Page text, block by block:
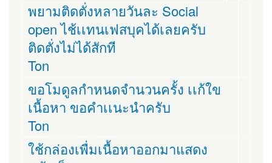
พยามติดตั่งหลายวันละ Social
open ไช้เเทนเฟสบุคได้เลยครับ
ติดตั่งไม่ได้สักที
Ton
ขอโมดูลกำหนดจำนวนครั้ง เเก้ใข
เนื้อหา ขอคำเเนะนำครับ
Ton
ใช้กล่องเพื่มเนื้อหาออกมาแสดง